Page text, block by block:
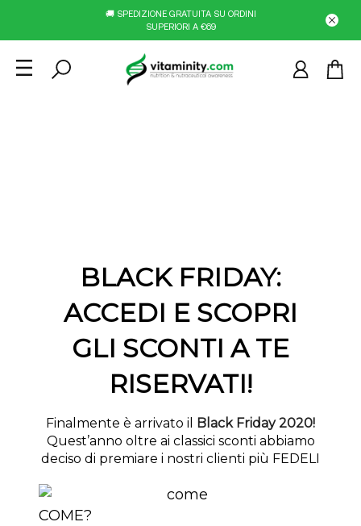
🚚 SPEDIZIONE GRATUITA SU ORDINI
SUPERIORI A €69
BLACK FRIDAY:
ACCEDI E SCOPRI
GLI SCONTI A TE
RISERVATI!
Finalmente è arrivato il
Black Friday 2020!
Quest’anno oltre ai classici sconti abbiamo
deciso di premiare i nostri clienti più FEDELI
COME?